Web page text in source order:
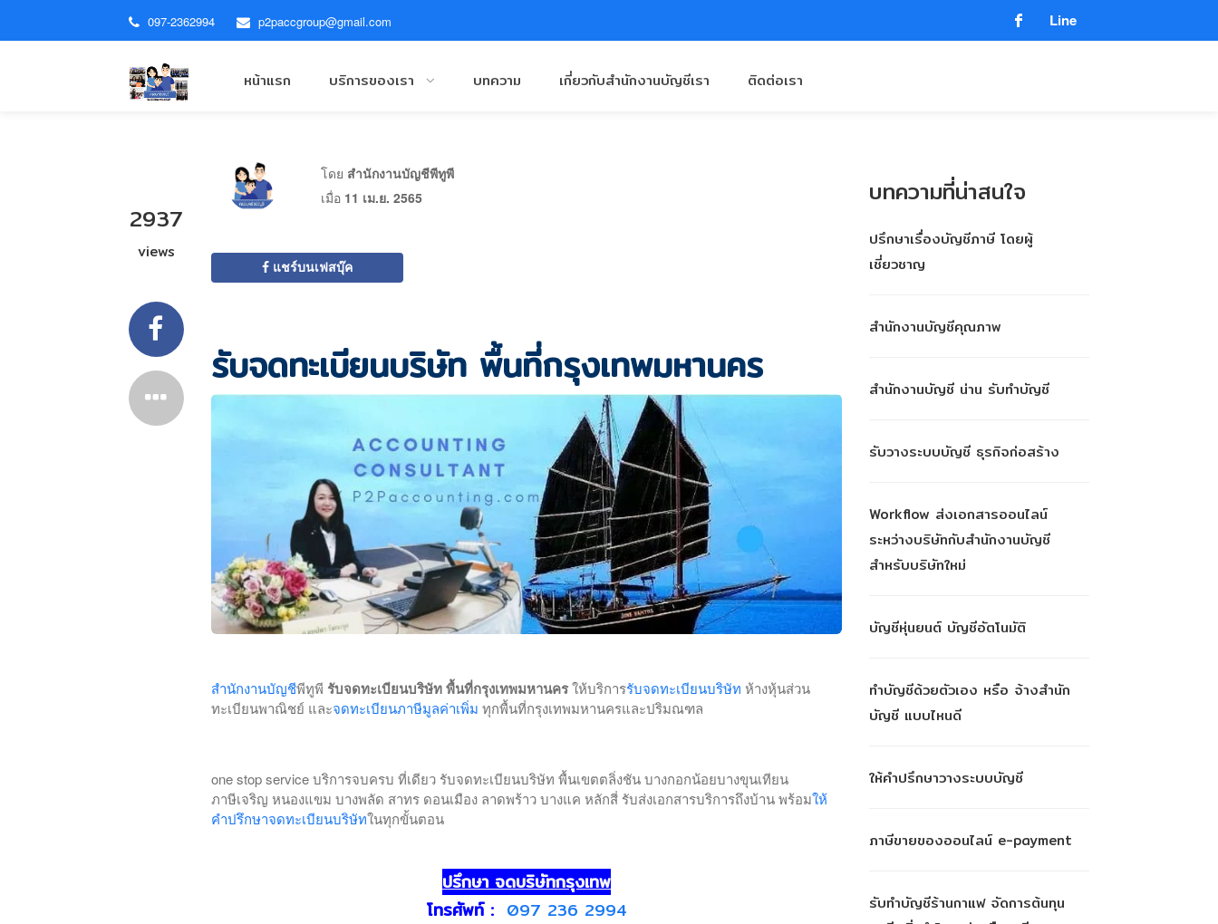
097-2362994 p2paccgroup@gmail.com Line
หน้าแรก บริการของเรา บทความ เกี่ยวกับสำนักงานบัญชีเรา ติดต่อเรา
2937
views
โดย สำนักงานบัญชีพีทูพี
เมื่อ 11 เม.ย. 2565
แชร์บนเฟสบุ๊ค
รับจดทะเบียนบริษัท พื้นที่กรุงเทพมหานคร
สำนักงานบัญชีพีทูพี รับจดทะเบียนบริษัท พื้นที่กรุงเทพมหานครให้บริการรับจดทะเบียนบริษัท ห้างหุ้นส่วน
ทะเบียนพาณิชย์ และจดทะเบียนภาษีมูลค่าเพิ่ม ทุกพื้นที่กรุงเทพมหานครและปริมณฑล
one stop service บริการจบครบ ที่เดียว รับจดทะเบียนบริษัท พื้นเขตตลิ่งชัน บางกอกน้อยบางขุนเทียน
ภาษีเจริญ หนองแขม บางพลัด สาทร ดอนเมือง ลาดพร้าว บางแค หลักสี่ รับส่งเอกสารบริการถึงบ้าน พร้อมให้
คำปรึกษาจดทะเบียนบริษัทในทุกขั้นตอน
ปรึกษา จดบริษัทกรุงเทพ
โทรศัพท์ : 097 236 2994
บทความที่น่าสนใจ
ปรึกษาเรื่องบัญชีภาษี โดยผู้
เชี่ยวชาญ
สำนักงานบัญชีคุณภาพ
สำนักงานบัญชี น่าน รับทำบัญชี
รับวางระบบบัญชี ธุรกิจก่อสร้าง
Workflow ส่งเอกสารออนไลน์
ระหว่างบริษัทกับสำนักงานบัญชี
สำหรับบริษัทใหม่
บัญชีหุ่นยนต์ บัญชีอัตโนมัติ
ทำบัญชีด้วยตัวเอง หรือ จ้างสำนัก
บัญชี แบบไหนดี
ให้คำปรึกษาวางระบบบัญชี
ภาษีขายของออนไลน์ e-payment
รับทำบัญชีร้านกาแฟ จัดการต้นทุน